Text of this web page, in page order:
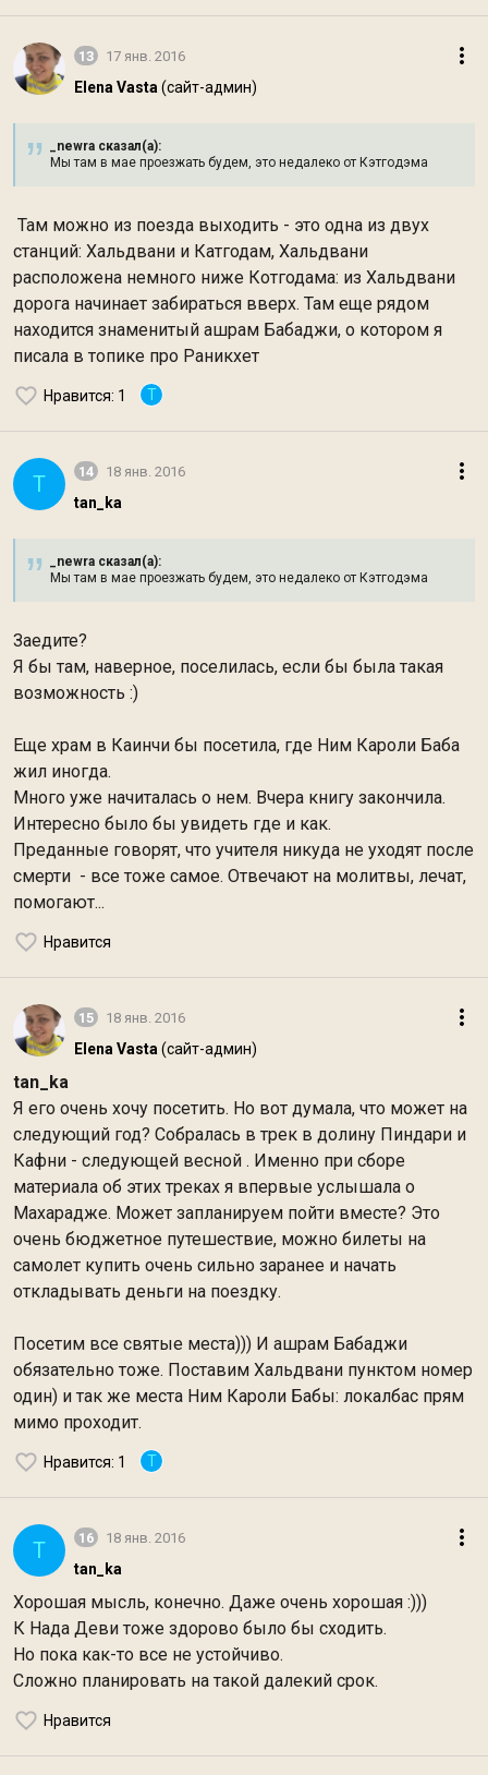
13 17 янв. 2016
Elena Vasta (сайт-админ)
_newra сказал(а):
Мы там в мае проезжать будем, это недалеко от Кэтгодэма
Там можно из поезда выходить - это одна из двух
станций: Хальдвани и Катгодам, Хальдвани
расположена немного ниже Котгодама: из Хальдвани
дорога начинает забираться вверх. Там еще рядом
находится знаменитый ашрам Бабаджи, о котором я
писала в топике про Раникхет
Нравится: 1 T
T 14 18 янв. 2016
tan_ka
_newra сказал(а):
Мы там в мае проезжать будем, это недалеко от Кэтгодэма
Заедите?
Я бы там, наверное, поселилась, если бы была такая
возможность :)
Еще храм в Каинчи бы посетила, где Ним Кароли Баба
жил иногда.
Много уже начиталась о нем. Вчера книгу закончила.
Интересно было бы увидеть где и как.
Преданные говорят, что учителя никуда не уходят после
смерти - все тоже самое. Отвечают на молитвы, лечат,
помогают...
Нравится
15 18 янв. 2016
Elena Vasta (сайт-админ)
tan_ka
Я его очень хочу посетить. Но вот думала, что может на
следующий год? Собралась в трек в долину Пиндари и
Кафни - следующей весной . Именно при сборе
материала об этих треках я впервые услышала о
Махарадже. Может запланируем пойти вместе? Это
очень бюджетное путешествие, можно билеты на
самолет купить очень сильно заранее и начать
откладывать деньги на поездку.
Посетим все святые места))) И ашрам Бабаджи
обязательно тоже. Поставим Хальдвани пунктом номер
один) и так же места Ним Кароли Бабы: локалбас прям
мимо проходит.
Нравится: 1 T
T 16 18 янв. 2016
tan_ka
Хорошая мысль, конечно. Даже очень хорошая :)))
К Нада Деви тоже здорово было бы сходить.
Но пока как-то все не устойчиво.
Сложно планировать на такой далекий срок.
Нравится